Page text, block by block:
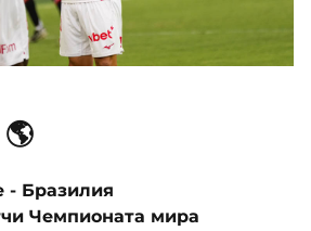
Бразилия
Чемпионата мира